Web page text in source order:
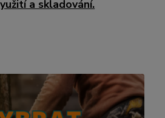
a skladování.